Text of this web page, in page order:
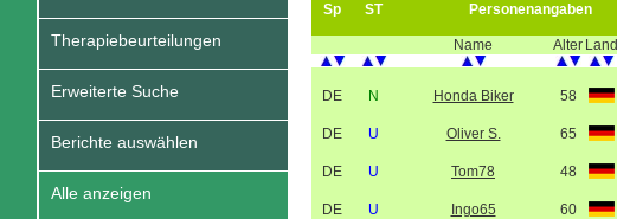
Therapiebeurteilungen
Erweiterte Suche
Berichte auswählen
Alle anzeigen
Sp ST Personenangaben
Name Alter Land
DE N Honda Biker 58
DE U Oliver S. 65
DE U Tom78 48
DE U Ingo65 60